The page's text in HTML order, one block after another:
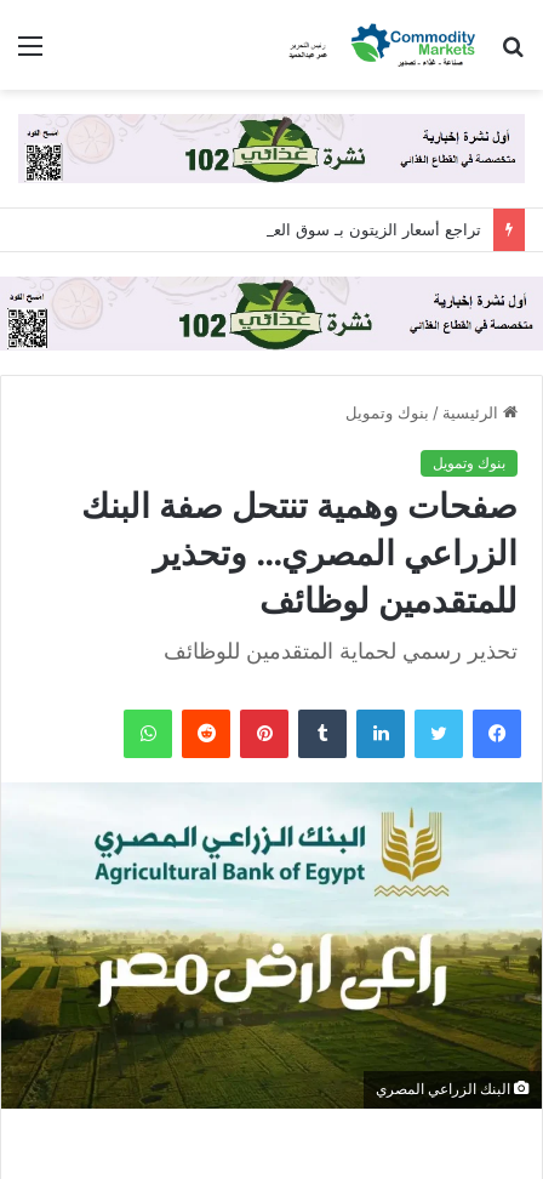
بحث
الرئيسية / بنوك وتمويل
بنوك وتمويل
صفحات وهمية تنتحل صفة البنك
الزراعي المصري… وتحذير
للمتقدمين لوظائف
تحذير رسمي لحماية المتقدمين للوظائف
فيسبوك تويتر لينكدإن بينتيريست واتساب
البنك الزراعي المصري